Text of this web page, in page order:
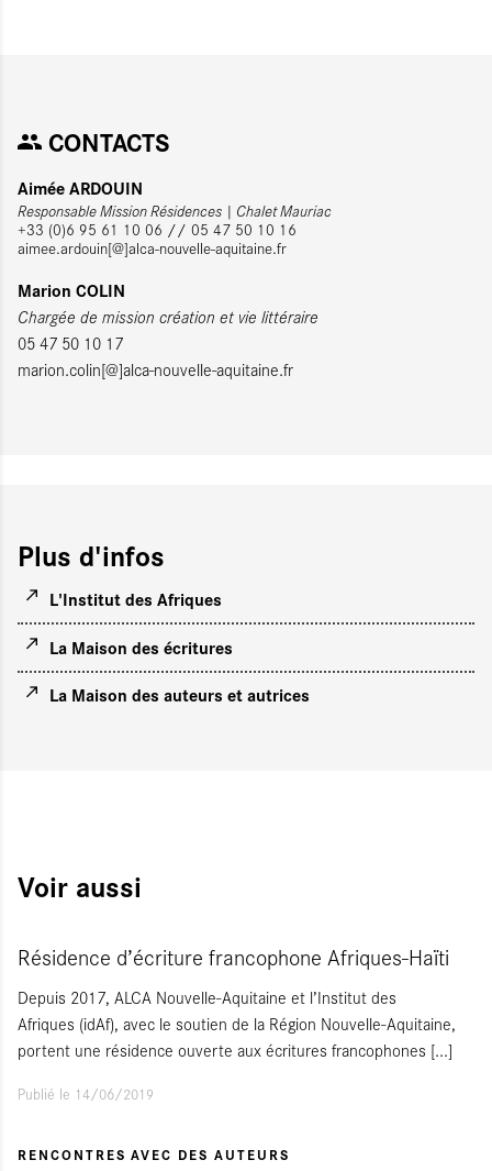
CONTACTS
Aimée ARDOUIN
Responsable Mission Résidences | Chalet Mauriac
+33 (0)6 95 61 10 06 // 05 47 50 10 16
aimee.ardouin[@]alca-nouvelle-aquitaine.fr
Marion COLIN
Chargée de mission création et vie littéraire
05 47 50 10 17
marion.colin[@]alca-nouvelle-aquitaine.fr
Plus d'infos
L'Institut des Afriques
La Maison des écritures
La Maison des auteurs et autrices
Voir aussi
Résidence d’écriture francophone Afriques-Haïti
Depuis 2017, ALCA Nouvelle-Aquitaine et l’Institut des
Afriques (idAf), avec le soutien de la Région Nouvelle-Aquitaine,
portent une résidence ouverte aux écritures francophones [...]
Publié le 14/06/2019
RENCONTRES AVEC DES AUTEURS